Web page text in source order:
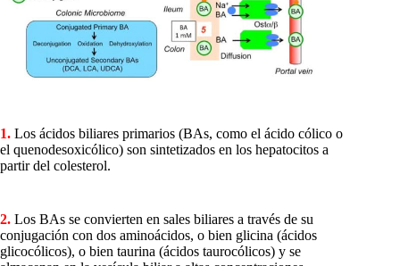
1. Los ácidos biliares primarios (BAs, como el ácido cólico o
el quenodesoxicólico) son sintetizados en los hepatocitos a
partir del colesterol.
2. Los BAs se convierten en sales biliares a través de su
conjugación con dos aminoácidos, o bien glicina (ácidos
glicocólicos), o bien taurina (ácidos taurocólicos) y se